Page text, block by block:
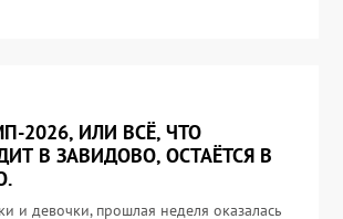
2026, ИЛИ ВСЁ, ЧТО
В ЗАВИДОВО, ОСТАЁТСЯ В
и девочки, прошлая неделя оказалась